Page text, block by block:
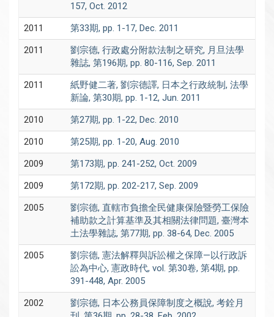
157, Oct. 2012
2011
第33期, pp. 1-17, Dec. 2011
2011
劉宗德, 行政處分附款法制之研究, 月旦法學
雜誌, 第196期, pp. 80-116, Sep. 2011
2011
紙野健二著, 劉宗德譯, 日本之行政統制, 法學
新論, 第30期, pp. 1-12, Jun. 2011
2010
第27期, pp. 1-22, Dec. 2010
2010
第25期, pp. 1-20, Aug. 2010
2009
第173期, pp. 241-252, Oct. 2009
2009
第172期, pp. 202-217, Sep. 2009
2005
劉宗德, 直轄市負擔全民健康保險暨勞工保險
補助款之計算基準及其相關法律問題, 臺灣本
土法學雜誌, 第77期, pp. 38-64, Dec. 2005
2005
劉宗德, 憲法解釋與訴訟權之保障—以行政訴
訟為中心, 憲政時代, vol. 第30卷, 第4期, pp.
391-448, Apr. 2005
2002
劉宗德, 日本公務員保障制度之概說, 考銓月